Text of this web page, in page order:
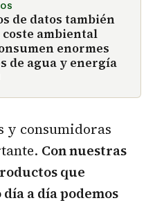
de datos también
ambiental
enormes
de agua y energía
y consumidoras
Con nuestras
que
a día podemos